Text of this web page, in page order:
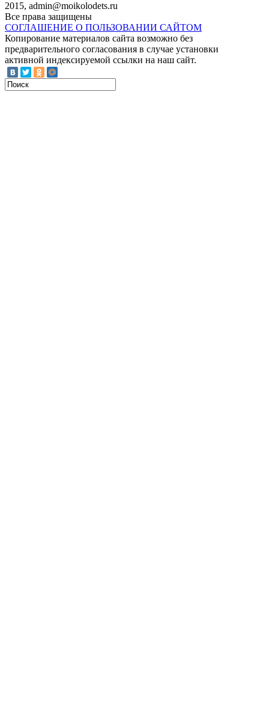
2015, admin@moikolodets.ru
Все права защищены
СОГЛАШЕНИЕ О ПОЛЬЗОВАНИИ САЙТОМ
Копирование материалов сайта возможно без
предварительного согласования в случае установки
активной индексируемой ссылки на наш сайт.